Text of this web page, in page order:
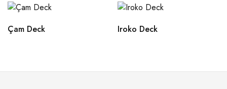
Çam Deck Iroko Deck